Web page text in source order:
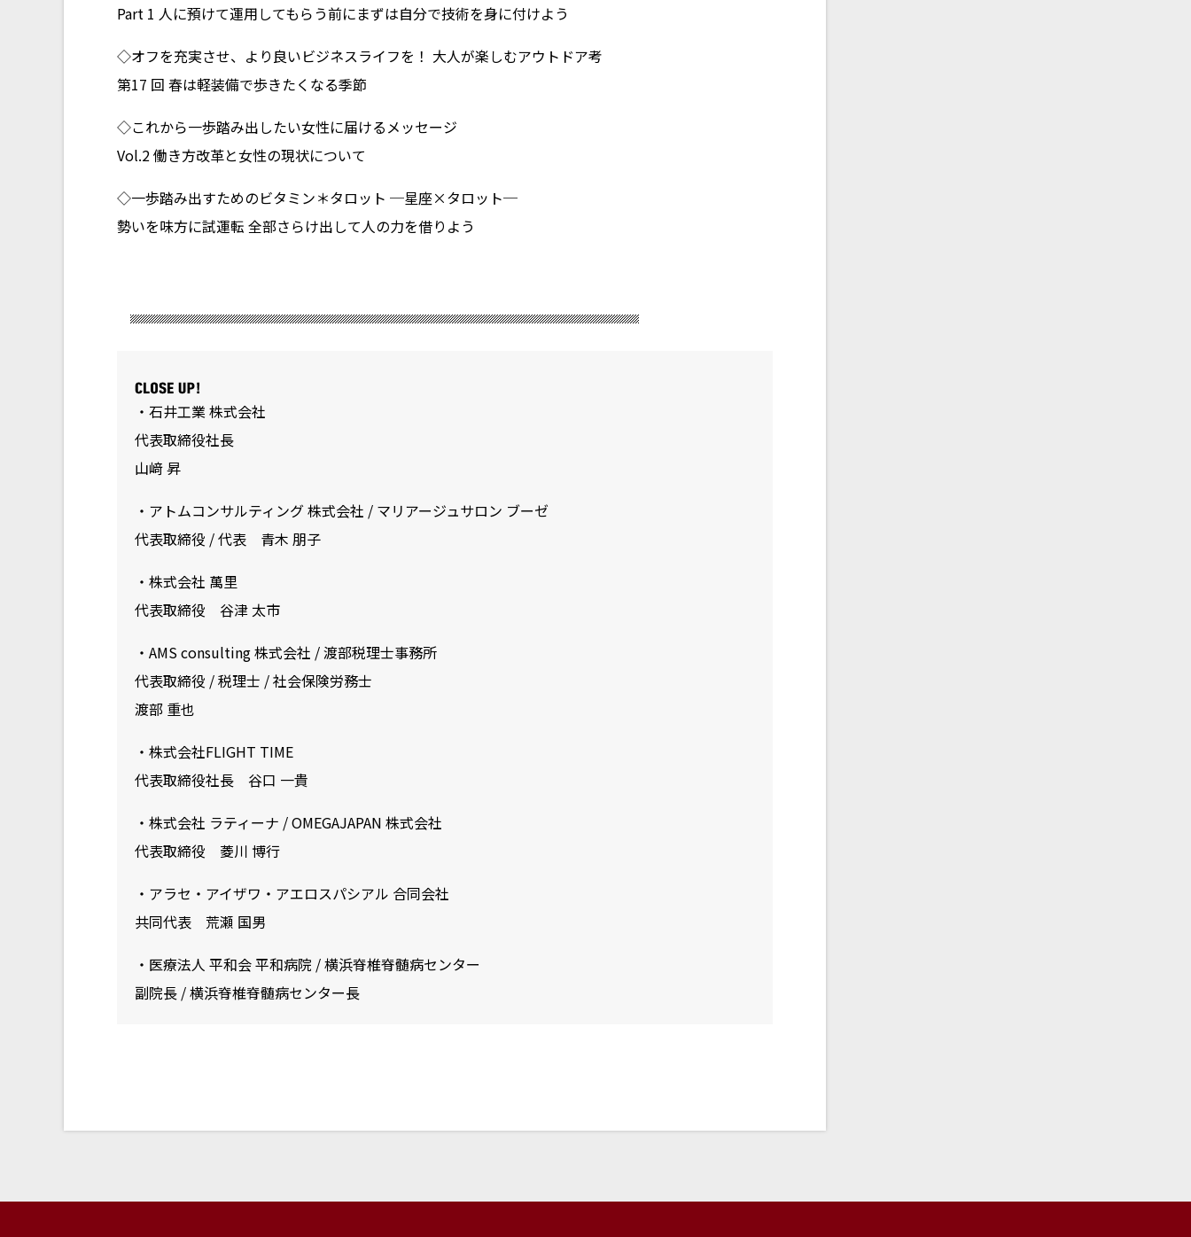
Part 1 人に預けて運用してもらう前にまずは自分で技術を身に付けよう
◇オフを充実させ、より良いビジネスライフを！ 大人が楽しむアウトドア考
第17 回 春は軽装備で歩きたくなる季節
◇これから一歩踏み出したい女性に届けるメッセージ
Vol.2 働き方改革と女性の現状について
◇一歩踏み出すためのビタミン＊タロット ─星座×タロット─
勢いを味方に試運転 全部さらけ出して人の力を借りよう
・石井工業 株式会社
代表取締役社長
山﨑 昇
・アトムコンサルティング 株式会社 / マリアージュサロン ブーゼ
代表取締役 / 代表 青木 朋子
・株式会社 萬里
代表取締役 谷津 太市
・AMS consulting 株式会社 / 渡部税理士事務所
代表取締役 / 税理士 / 社会保険労務士
渡部 重也
・株式会社FLIGHT TIME
代表取締役社長 谷口 一貴
・株式会社 ラティーナ / OMEGAJAPAN 株式会社
代表取締役 菱川 博行
・アラセ・アイザワ・アエロスパシアル 合同会社
共同代表 荒瀬 国男
・医療法人 平和会 平和病院 / 横浜脊椎脊髄病センター
副院長 / 横浜脊椎脊髄病センター長